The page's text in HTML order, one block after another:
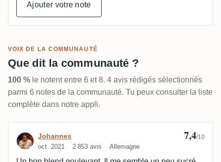
Ajouter votre note
VOIX DE LA COMMUNAUTÉ
Que dit la communauté ?
100 % le notent entre 6 et 8. 4 avis rédigés sélectionnés
parmi 6 notes de la communauté. Tu peux consulter la liste
complète dans notre appli.
Avis de Johannes
Johannes
oct. 2021 2 853 avis Allemagne
7,4/10